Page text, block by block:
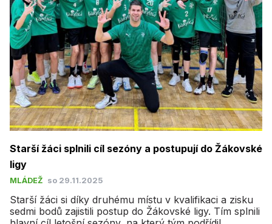
​Starší žáci splnili cíl sezóny a postupují do Žákovské
ligy
MLÁDEŽ so 29.11.2025
Starší žáci si díky druhému místu v kvalifikaci a zisku
sedmi bodů zajistili postup do Žákovské ligy. Tím splnili